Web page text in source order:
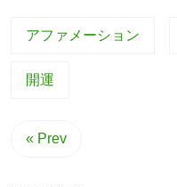
アファメーション
開運
« Prev